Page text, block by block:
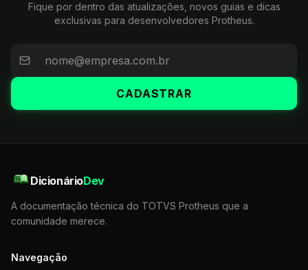
Fique por dentro das atualizações, novos guias e dicas
exclusivas para desenvolvedores Protheus.
CADASTRAR
DicionárioDev
A documentação técnica do TOTVS Protheus que a
comunidade merece.
Navegação